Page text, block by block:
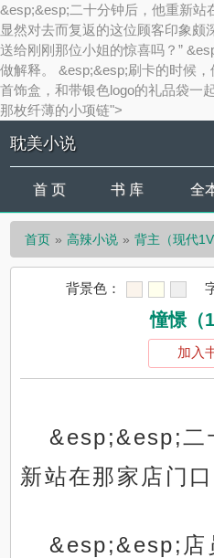
&esp;&esp;二十分钟后，他重新站
显然对去而复返的这位顾客印象颇
送给刚刚那位小姐的惊喜吗？”
做解释。 &esp;&esp;刷卡的时候
首饰盒，和带银色logo的礼品袋一
那枚纤薄的小项链">
耽美小说
首 页 书 库 全
首页 高辣小说 背主（现代
背景色：
憧憬（1
加入
&esp;&esp;二
新站在那家店门口
&esp;&esp;店